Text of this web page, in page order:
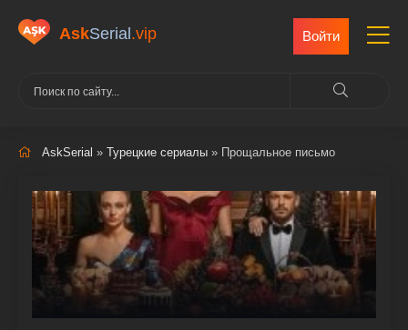
AskSerial .vip Войти
AskSerial » Турецкие сериалы » Прощальное письмо